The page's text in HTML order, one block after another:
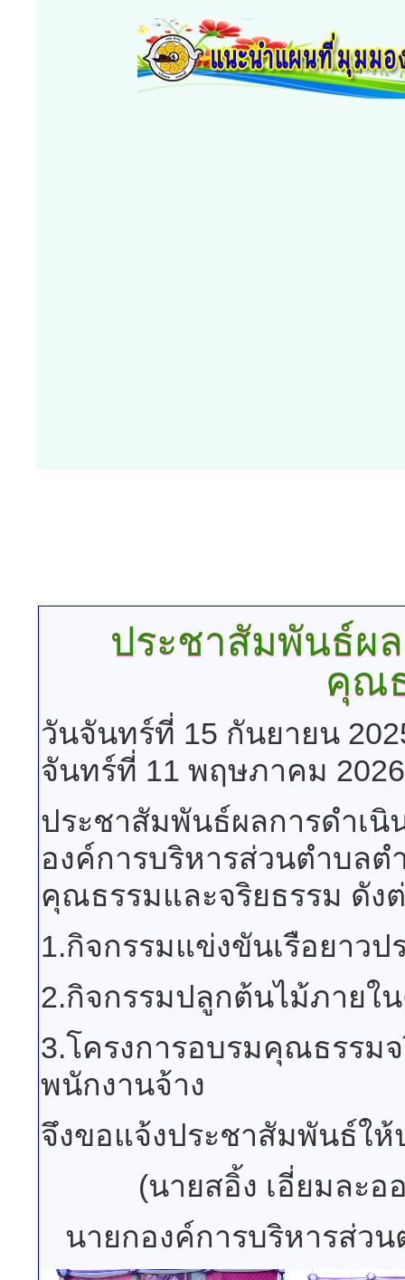
ประชาสัมพันธ์ผ
คุณ
วันจันทร์ที่ 15 กันยายน
จันทร์ที่ 11 พฤษภาคม
ประชาสัมพันธ์ผลการดำเ
องค์การบริหารส่วนตำบลต
คุณธรรมและจริยธรรม ดัง
1.กิจกรรมแข่งขันเรือยาวป
2.กิจกรรมปลูกต้นไม้ภายใ
3.โครงการอบรมคุณธรรม
พนักงานจ้าง
จึงขอแจ้งประชาสัมพันธ์ใ
(นายสอิ้ง เอี่ยมละออ
นายกองค์การบริหารส่วน